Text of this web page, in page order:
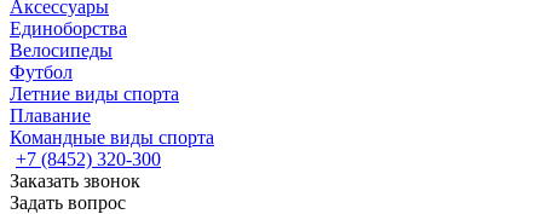
Аксессуары
Единоборства
Велосипеды
Футбол
Летние виды спорта
Плавание
Командные виды спорта
+7 (8452) 320-300
Заказать звонок
Задать вопрос